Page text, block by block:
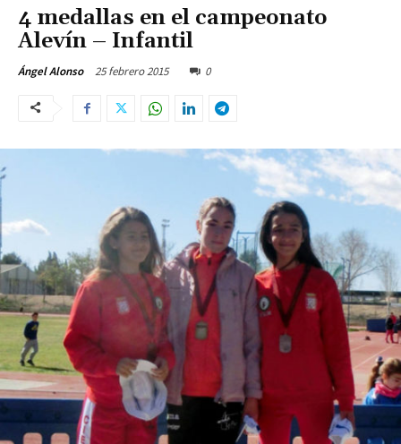
4 medallas en el campeonato
Alevín – Infantil
Ángel Alonso 25 febrero 2015 0